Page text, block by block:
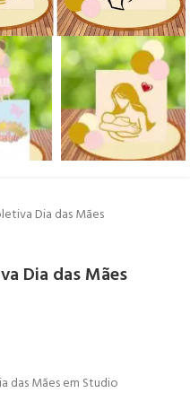
Dia das Mães
Dia das Mães
das Mães em Studio